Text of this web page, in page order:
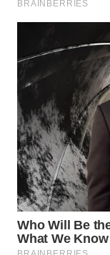
WN
SURABAYA
WN
NATUNA
WN
BINTAN
WN